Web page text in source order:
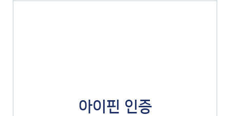
아이핀 인증